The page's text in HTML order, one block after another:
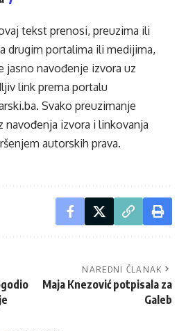
tekst prenosi, preuzima ili
drugim portalima ili medijima,
jasno navođenje izvora uz
link prema portalu
. Svako preuzimanje
navođenja izvora i linkovanja
autorskih prava.
NAREDNI ČLANAK
Maja Knezović potpisala za
Galeb